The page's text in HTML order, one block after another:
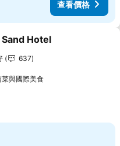
查看價格
的最愛
Hotel
637
與國際美食查看價格